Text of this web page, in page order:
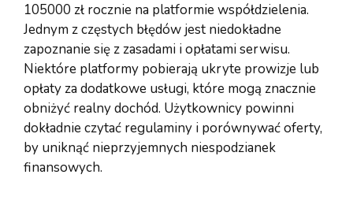
105000 zł rocznie na platformie współdzielenia.
Jednym z częstych błędów jest niedokładne
zapoznanie się z zasadami i opłatami serwisu.
Niektóre platformy pobierają ukryte prowizje lub
opłaty za dodatkowe usługi, które mogą znacznie
obniżyć realny dochód. Użytkownicy powinni
dokładnie czytać regulaminy i porównywać oferty,
by uniknąć nieprzyjemnych niespodzianek
finansowych.